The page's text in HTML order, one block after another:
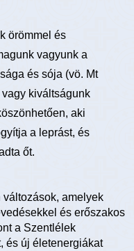
örömmel és
vagyunk a
és sója (vö. Mt
kiváltságunk
aki
a leprást, és
őt.
amelyek
és erőszakos
a Szentlélek
és új életenergiákat